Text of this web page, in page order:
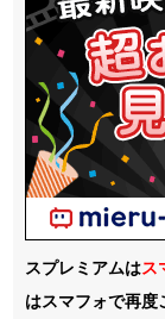
スプレミアムはス
はスマフォで再度